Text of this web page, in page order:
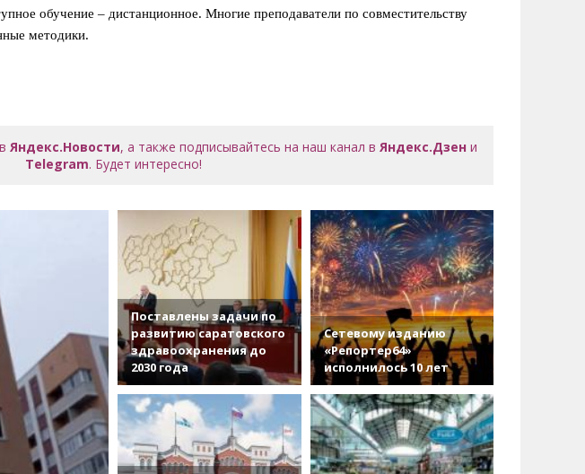
обучение – дистанционное. Многие преподаватели по совместительству
методики.
вЯндекс.Новости, а также подписывайтесь на наш канал вЯндекс.Дзен и
Telegram. Будет интересно!
Поставлены задачи по
развитию саратовского
здравоохранения до
2030 года
Сетевому изданию
«Репортер64»
исполнилось 10 лет